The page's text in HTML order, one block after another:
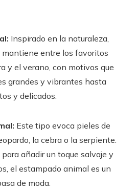
Inspirado en la naturaleza,
entre los favoritos
y el verano, con motivos que
grandes y vibrantes hasta
y delicados.
Este tipo evoca pieles de
la cebra o la serpiente.
añadir un toque salvaje y
el estampado animal es un
de moda.